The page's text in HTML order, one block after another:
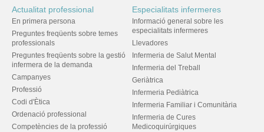
Actualitat professional
En primera persona
Preguntes freqüents sobre temes
professionals
Preguntes freqüents sobre la gestió
infermera de la demanda
Campanyes
Professió
Codi d'Ètica
Ordenació professional
Competències de la professió
Especialitats infermeres
Informació general sobre les
especialitats infermeres
Llevadores
Infermeria de Salut Mental
Infermeria del Treball
Geriàtrica
Infermeria Pediàtrica
Infermeria Familiar i Comunitària
Infermeria de Cures
Medicoquirúrgiques